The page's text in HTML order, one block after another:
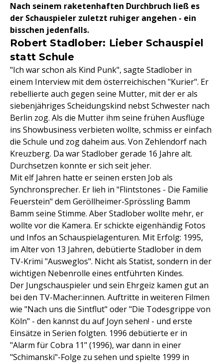
Nach seinem raketenhaften Durchbruch ließ es
der Schauspieler zuletzt ruhiger angehen - ein
bisschen jedenfalls.
Robert Stadlober: Lieber Schauspiel
statt Schule
"Ich war schon als Kind Punk", sagte Stadlober in
einem Interview mit dem österreichischen "Kurier". Er
rebellierte auch gegen seine Mutter, mit der er als
siebenjähriges Scheidungskind nebst Schwester nach
Berlin zog. Als die Mutter ihm seine frühen Ausflüge
ins Showbusiness verbieten wollte, schmiss er einfach
die Schule und zog daheim aus. Von Zehlendorf nach
Kreuzberg. Da war Stadlober gerade 16 Jahre alt.
Durchsetzen konnte er sich seit jeher.
Mit elf Jahren hatte er seinen ersten Job als
Synchronsprecher. Er lieh in "Flintstones - Die Familie
Feuerstein" dem Geröllheimer-Sprössling Bamm
Bamm seine Stimme. Aber Stadlober wollte mehr, er
wollte vor die Kamera. Er schickte eigenhändig Fotos
und Infos an Schauspielagenturen. Mit Erfolg: 1995,
im Alter von 13 Jahren, debütierte Stadlober in dem
TV-Krimi "Ausweglos". Nicht als Statist, sondern in der
wichtigen Nebenrolle eines entführten Kindes.
Der Jungschauspieler und sein Ehrgeiz kamen gut an
bei den TV-Macher:innen. Auftritte in weiteren Filmen
wie "Nach uns die Sintflut" oder "Die Todesgrippe von
Köln" - den kannst du auf Joyn sehen! - und erste
Einsätze in Serien folgten. 1996 debütierte er in
"Alarm für Cobra 11" (1996), war dann in einer
"Schimanski"-Folge zu sehen und spielte 1999 in